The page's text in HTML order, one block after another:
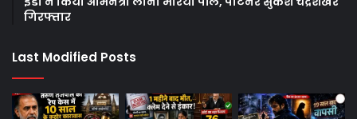
गिरफ्तार
Last Modified Posts